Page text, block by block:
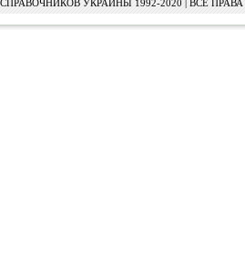
УКРАИНЫ 1992-2020 | ВСЕ